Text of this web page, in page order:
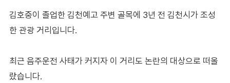
김호중이 졸업한 김천예고 주변 골목에 3년 전 김천시가 조성
한 관광 거리입니다.
최근 음주운전 사태가 커지자 이 거리도 논란의 대상으로 떠올
랐습니다.